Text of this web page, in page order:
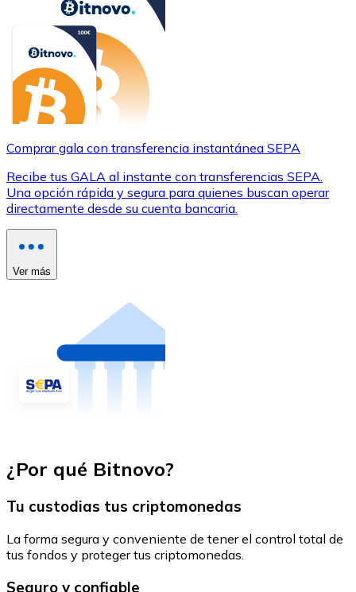
Comprar gala con transferencia instantánea SEPA
Recibe tus GALA al instante con transferencias SEPA.
Una opción rápida y segura para quienes buscan operar
directamente desde su cuenta bancaria.
Ver más
¿Por qué Bitnovo?
Tu custodias tus criptomonedas
La forma segura y conveniente de tener el control total de
tus fondos y proteger tus criptomonedas.
Seguro y confiable